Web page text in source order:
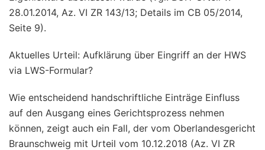
28.01.2014, Az. VI ZR 143/13; Details im CB 05/2014,
Seite 9).
Aktuelles Urteil: Aufklärung über Eingriff an der HWS
via LWS-Formular?
Wie entscheidend handschriftliche Einträge Einfluss
auf den Ausgang eines Gerichtsprozess nehmen
können, zeigt auch ein Fall, der vom Oberlandesgericht
Braunschweig mit Urteil vom 10.12.2018 (Az. VI ZR